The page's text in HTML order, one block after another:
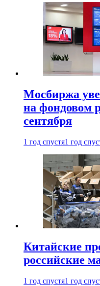
Мосбиржа
на фондовом
сентября
1 год спустя1 год
Китайские
российские
1 год спустя1 год